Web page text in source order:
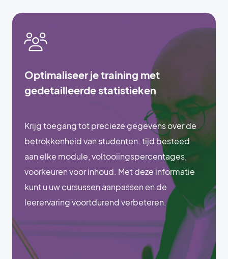
Optimaliseer je training met
gedetailleerde statistieken
Krijg toegang tot precieze gegevens over de
betrokkenheid van studenten: tijd besteed
aan elke module, voltooiingspercentages,
voorkeuren voor inhoud. Met deze informatie
kunt u uw cursussen aanpassen en de
leerervaring voortdurend verbeteren.